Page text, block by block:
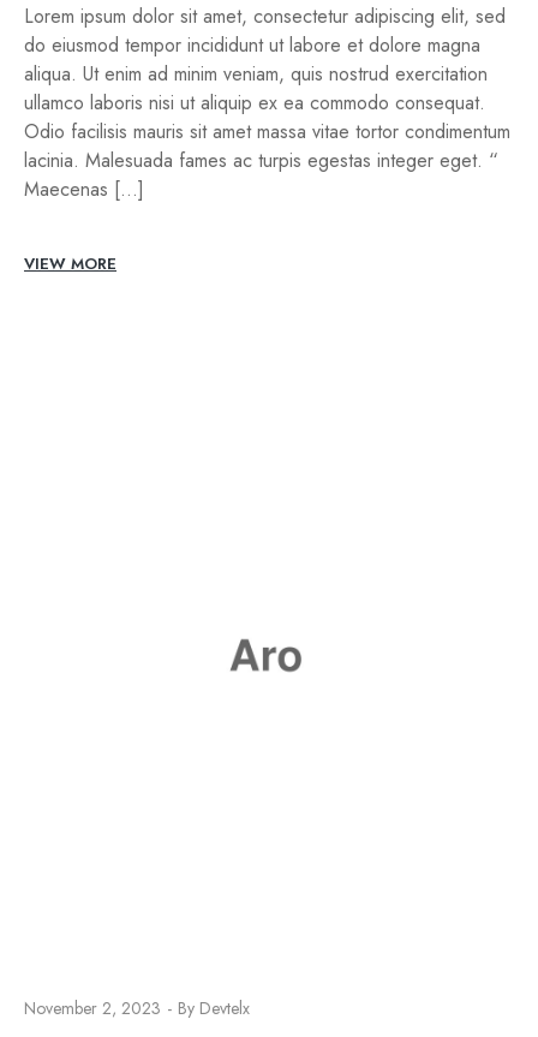
Lorem ipsum dolor sit amet, consectetur adipiscing elit, sed
do eiusmod tempor incididunt ut labore et dolore magna
aliqua. Ut enim ad minim veniam, quis nostrud exercitation
ullamco laboris nisi ut aliquip ex ea commodo consequat.
Odio facilisis mauris sit amet massa vitae tortor condimentum
lacinia. Malesuada fames ac turpis egestas integer eget. “
Maecenas […]
VIEW MORE
November 2, 2023 By Devtelx